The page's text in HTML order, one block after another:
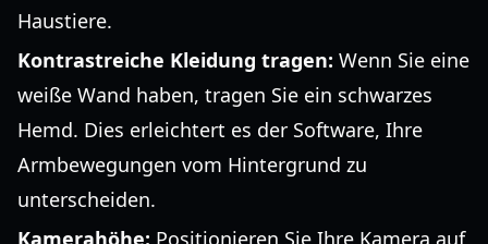
Haustiere.
Kontrastreiche Kleidung tragen: Wenn Sie eine
weiße Wand haben, tragen Sie ein schwarzes
Hemd. Dies erleichtert es der Software, Ihre
Armbewegungen vom Hintergrund zu
unterscheiden.
Kamerahöhe: Positionieren Sie Ihre Kamera auf